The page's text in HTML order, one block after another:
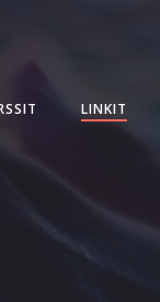
LINKIT